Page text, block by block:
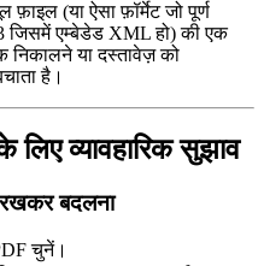
(या ऐसा फ़ॉर्मेट जो पूर्ण
जिसमें एम्बेडेड XML हो) की एक
निकालने या दस्तावेज़ को
है।
लिए व्यावहारिक सुझाव
बदलना
चुनें।